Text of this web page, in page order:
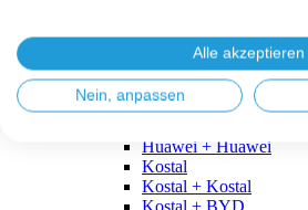
Fronius + BYD
GoodWe
GoodWe + GoodWe
GoodWe + BYD
Huawei + Huawei
Kostal
Kostal + Kostal
Kostal + BYD
Alle akzeptieren
Nein, anpassen